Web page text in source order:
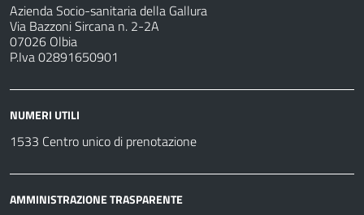
Azienda Socio-sanitaria della Gallura
Via Bazzoni Sircana n. 2-2A
07026 Olbia
P.Iva 02891650901
NUMERI UTILI
1533 Centro unico di prenotazione
AMMINISTRAZIONE TRASPARENTE